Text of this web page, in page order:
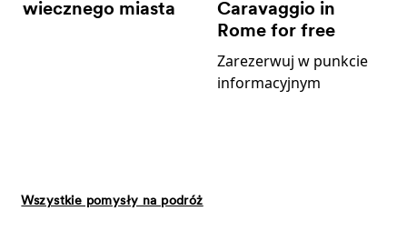
wiecznego miasta
Caravaggio in
Rome for free
Zarezerwuj w punkcie
informacyjnym
Wszystkie pomysły na podróż